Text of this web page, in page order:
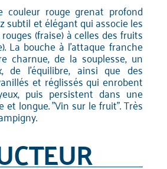
couleur rouge grenat profond
subtil et élégant qui associe les
(fraise) à celles des fruits
La bouche à l'attaque franche
charnue, de la souplesse, un
de l'équilibre, ainsi que des
et réglissés qui enrobent
puis persistent dans une
longue. "Vin sur le fruit". Très